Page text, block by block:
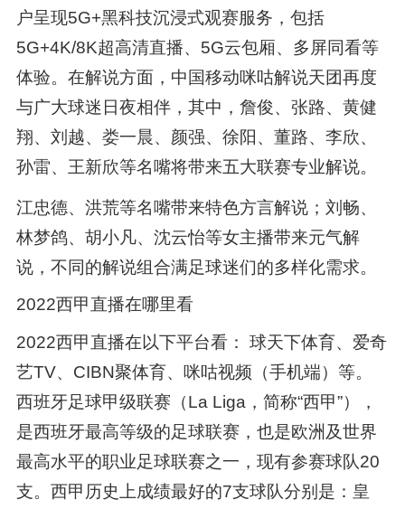
户呈现5G+黑科技沉浸式观赛服务，包括
5G+4K/8K超高清直播、5G云包厢、多屏同看等
体验。在解说方面，中国移动咪咕解说天团再度
与广大球迷日夜相伴，其中，詹俊、张路、黄健
翔、刘越、娄一晨、颜强、徐阳、董路、李欣、
孙雷、王新欣等名嘴将带来五大联赛专业解说。
江忠德、洪荒等名嘴带来特色方言解说；刘畅、
林梦鸽、胡小凡、沈云怡等女主播带来元气解
说，不同的解说组合满足球迷们的多样化需求。
2022西甲直播在哪里看
2022西甲直播在以下平台看： 球天下体育、爱奇
艺TV、CIBN聚体育、咪咕视频（手机端）等。
西班牙足球甲级联赛（La Liga，简称“西甲”），
是西班牙最高等级的足球联赛，也是欧洲及世界
最高水平的职业足球联赛之一，现有参赛球队20
支。西甲历史上成绩最好的7支球队分别是：皇